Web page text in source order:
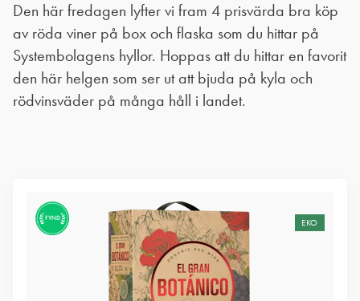
Den här fredagen lyfter vi fram 4 prisvärda bra köp
av röda viner på box och flaska som du hittar på
Systembolagens hyllor. Hoppas att du hittar en favorit
den här helgen som ser ut att bjuda på kyla och
rödvinsväder på många håll i landet.
FYND EKO